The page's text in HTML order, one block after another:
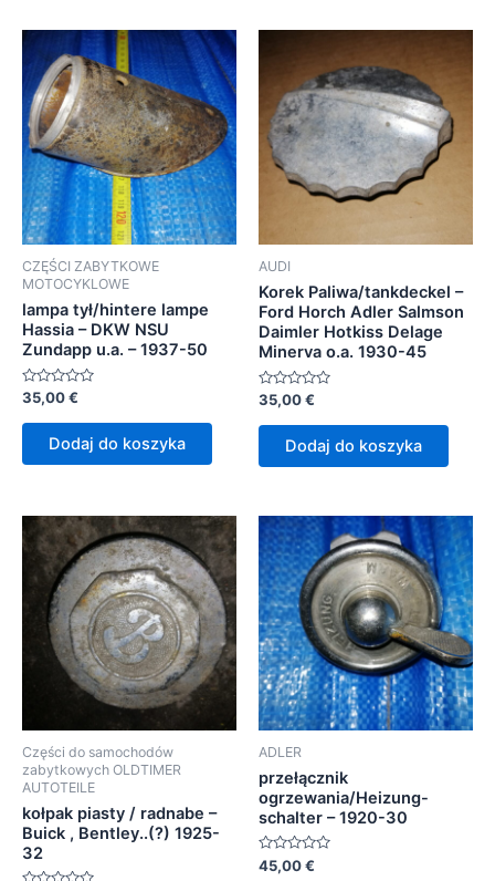
CZĘŚCI ZABYTKOWE
MOTOCYKLOWE
lampa tył/hintere lampe
Hassia – DKW NSU
Zundapp u.a. – 1937-50
Oceniono
na
35,00€
Dodaj do koszyka
AUDI
Korek Paliwa/tankdeckel –
Ford Horch Adler Salmson
Daimler Hotkiss Delage
Minerva o.a. 1930-45
Oceniono
na
35,00€
Dodaj do koszyka
Części do samochodów
zabytkowych OLDTIMER
AUTOTEILE
kołpak piasty / radnabe –
Buick , Bentley..(?) 1925-
32
ADLER
przełącznik
ogrzewania/Heizung-
schalter – 1920-30
Oceniono
0
45,00€